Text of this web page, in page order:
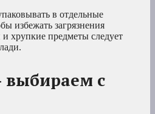
в отдельные
избежать загрязнения
хрупкие предметы следует
выбираем с